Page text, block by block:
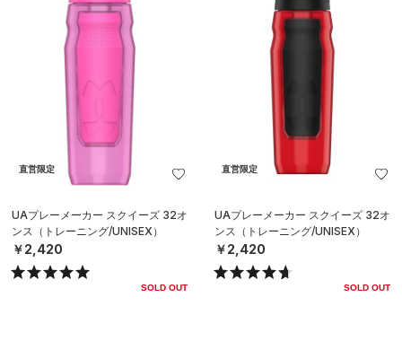
直営限定
UAプレーメーカー スクイーズ 32オ
ンス（トレーニング/UNISEX）
￥2,420
SOLD OUT
直営限定
UAプレーメーカー スクイーズ 32オ
ンス（トレーニング/UNISEX）
￥2,420
SOLD OUT